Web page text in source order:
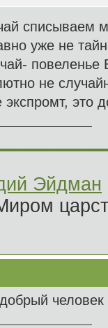
списываем
уже не
повеленье
не
экспромт, это
Эйдман